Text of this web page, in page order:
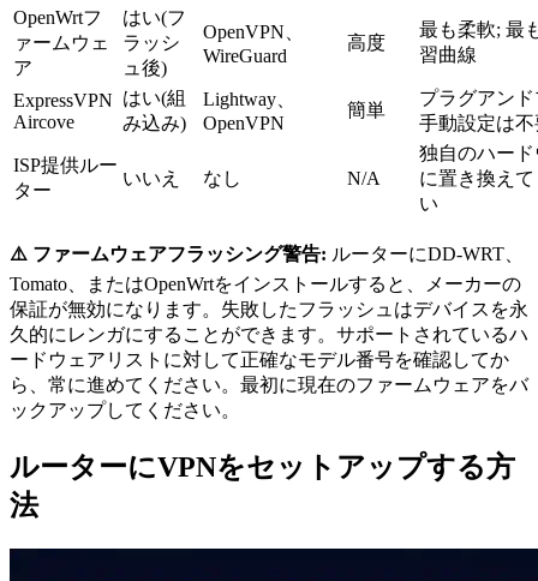
OpenWrtフ
ァームウェ
ア
はい(フ
ラッシ
ュ後)
OpenVPN、
WireGuard
高度
最も柔軟; 最
習曲線
ExpressVPN
Aircove
はい(組
み込み)
Lightway、
OpenVPN
簡単
プラグアン
手動設定は不
ISP提供ルー
ター
いいえ なし N/A
独自のハー
に置き換え
い
⚠️ ファームウェアフラッシング警告: ルーターにDD-WRT、
Tomato、またはOpenWrtをインストールすると、メーカーの
保証が無効になります。失敗したフラッシュはデバイスを永
久的にレンガにすることができます。サポートされているハ
ードウェアリストに対して正確なモデル番号を確認してか
ら、常に進めてください。最初に現在のファームウェアをバ
ックアップしてください。
ルーターにVPNをセットアップする方
法